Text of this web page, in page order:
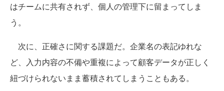
はチームに共有されず、個人の管理下に留まってしま
う。
次に、正確さに関する課題だ。企業名の表記ゆれな
ど、入力内容の不備や重複によって顧客データが正しく
紐づけられないまま蓄積されてしまうこともある。